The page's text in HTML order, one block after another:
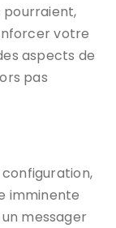
pourraient,
votre
aspects de
pas
imminente
messager